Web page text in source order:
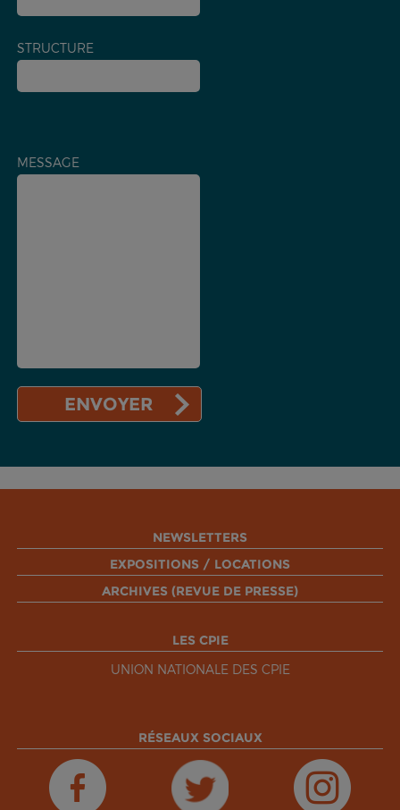
STRUCTURE
MESSAGE
NEWSLETTERS
EXPOSITIONS / LOCATIONS
ARCHIVES (REVUE DE PRESSE)
LES CPIE
UNION NATIONALE DES CPIE
RÉSEAUX SOCIAUX